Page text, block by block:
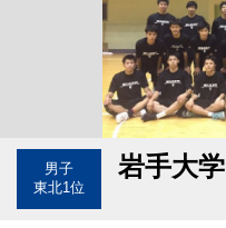
男子
東北1位
岩手大学